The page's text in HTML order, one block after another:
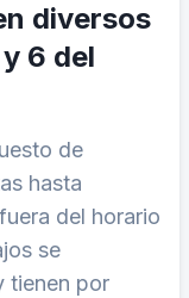
diversos
6 del
de
hasta
del horario
se
tienen por